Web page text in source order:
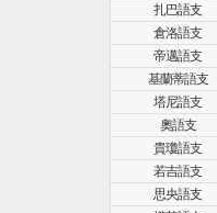
扎巴語支
倉洛語支
帝邁語支
基蘭蒂語支
塔尼語支
奧語支
貴瓊語支
若吉語支
思央語支